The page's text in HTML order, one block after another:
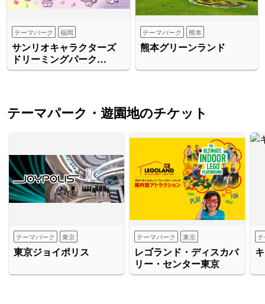
サンリオキャラクターズ
ドリーミングパーク
Supported by PayPay
テーマパーク 福岡
熊本グリーンランド
テーマパーク 熊本
テーマパーク・遊園地のチケット
東京ジョイポリス
テーマパーク 東京
レゴランド・ディスカバ
リー・センター東京
テーマパーク 東京